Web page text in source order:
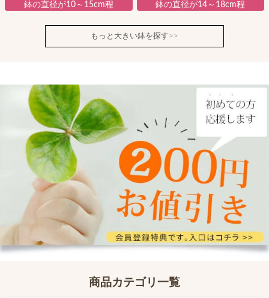
鉢の直径が10～15cm程
鉢の直径が14～18cm程
もっと大きい鉢を探す>>
商品カテゴリ一覧